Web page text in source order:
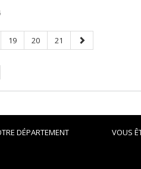
Page
19 Page
20 Page
21
Page
suivante
DÉPARTEMENT VOUS